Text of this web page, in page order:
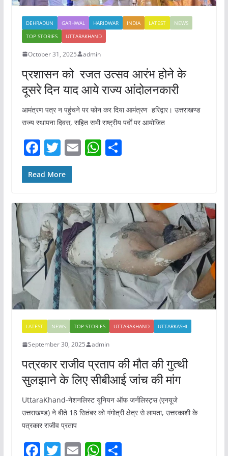
DEHRADUN GARHWAL HARIDWAR INDIA LATEST
NEWS
TOP STORIES
UTTARAKHAND
October 31, 2025 admin
प्रशासन को रजत उत्सव आरंभ होने के
दूसरे दिन याद आये राज्य आंदोलनकारी
आमंत्रण पत्र न पहुंचने पर फोन कर दिया आमंत्रण हरिद्वार। उत्तराखण्ड
राज्य स्थापना दिवस, सहित सभी राष्ट्रीय पर्वों पर आयोजित
F
a
c
b
o
o
k
T
w
itt
E W
A
p
p
S
Read More
LATEST NEWS TOP STORIES UTTARAKHAND UTTARKASHI
September 30, 2025 admin
पत्रकार राजीव प्रताप की मौत की गुत्थी
सुलझाने के लिए सीबीआई जांच की मांग
UttaraKhand-नेशनलिस्ट यूनियन ऑफ जर्नलिस्ट्स (एनयूजे
उत्तराखण्ड) ने बीते 18 सितंबर को गंगोत्री क्षेत्र से लापता, उत्तरकाशी के
पत्रकार राजीव प्रताप
F T E W S